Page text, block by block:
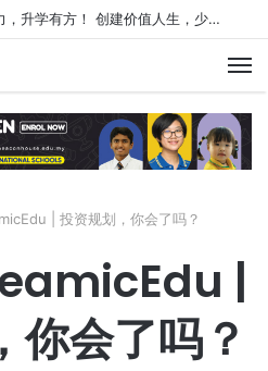
让孩子生涯有梦，学涯有力，升学有方！ 创建价值人生，少走人生弯路！
| 投资规划，你会了吗？
|
你会了吗？